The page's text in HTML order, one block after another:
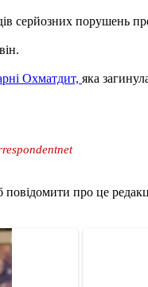
серйозних порушень
Охматдит, яка
повідомити про це